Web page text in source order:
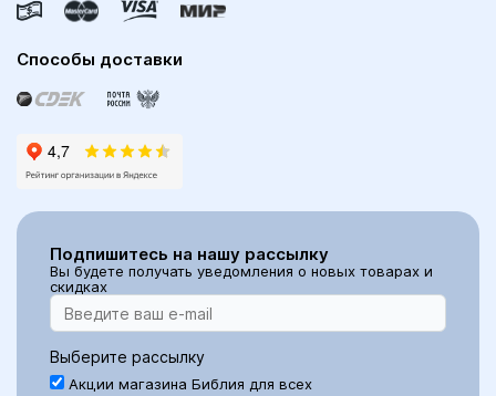
Способы доставки
Подпишитесь на нашу рассылку
Вы будете получать уведомления о новых товарах и
скидках
Выберите рассылку
Акции магазина Библия для всех